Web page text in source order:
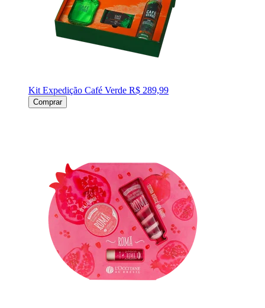
Kit Expedição Café Verde R$ 289,99
Comprar